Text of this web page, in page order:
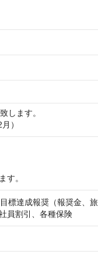
します。
）
す。
標達成報奨（報奨金、旅
員割引、各種保険